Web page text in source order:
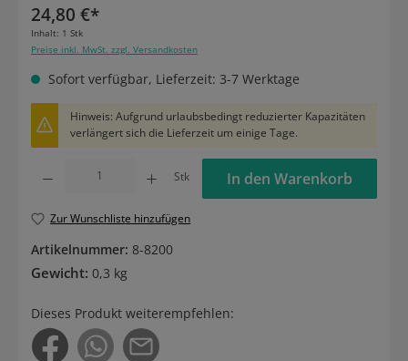
24,80 €*
Inhalt: 1 Stk
Preise inkl. MwSt. zzgl. Versandkosten
Sofort verfügbar, Lieferzeit: 3-7 Werktage
Hinweis: Aufgrund urlaubsbedingt reduzierter Kapazitäten
verlängert sich die Lieferzeit um einige Tage.
Stk In den Warenkorb
Zur Wunschliste hinzufügen
Artikelnummer: 8-8200
Gewicht: 0,3 kg
Dieses Produkt weiterempfehlen: